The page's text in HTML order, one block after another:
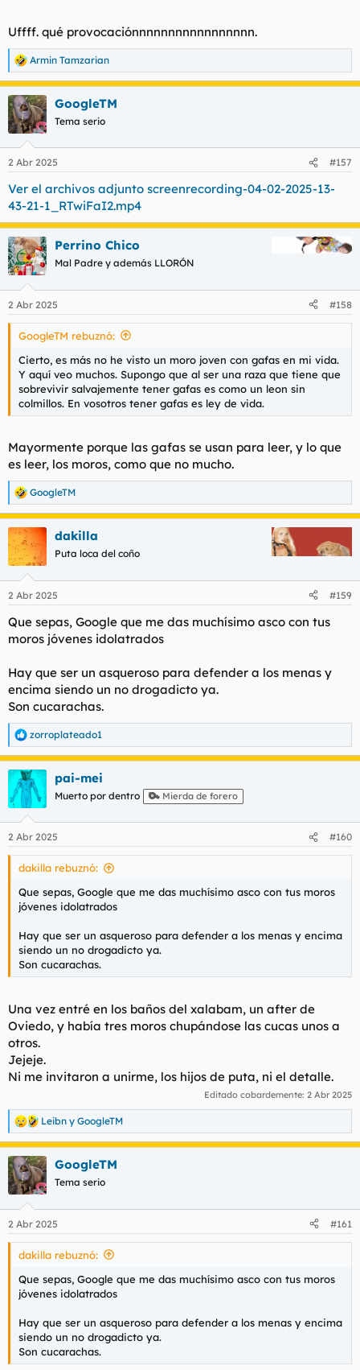
Uffff. qué provocaciónnnnnnnnnnnnnnnnn.
R
e
a
c
c
i
e
:
Armin Tamzarian
GoogleTM
Tema serio
2 Abr 2025 #157
Ver el archivos adjunto screenrecording-04-02-2025-13-
43-21-1_RTwiFaI2.mp4
Perrino Chico
Mal Padre y además LLORÓN
2 Abr 2025 #158
GoogleTM rebuznó:
Cierto, es más no he visto un moro joven con gafas en mi vida.
Y aquí veo muchos. Supongo que al ser una raza que tiene que
sobrevivir salvajemente tener gafas es como un leon sin
colmillos. En vosotros tener gafas es ley de vida.
Mayormente porque las gafas se usan para leer, y lo que
es leer, los moros, como que no mucho.
R
e
a
c
c
i
e
:
GoogleTM
dakilla
Puta loca del coño
2 Abr 2025 #159
Que sepas, Google que me das muchísimo asco con tus
moros jóvenes idolatrados
Hay que ser un asqueroso para defender a los menas y
encima siendo un no drogadicto ya.
Son cucarachas.
R
e
a
c
c
i
e
s
zorroplateado1
pai-mei
Muerto por dentro Mierda de forero
2 Abr 2025 #160
dakilla rebuznó:
Que sepas, Google que me das muchísimo asco con tus moros
jóvenes idolatrados
Hay que ser un asqueroso para defender a los menas y encima
siendo un no drogadicto ya.
Son cucarachas.
Una vez entré en los baños del xalabam, un after de
Oviedo, y había tres moros chupándose las cucas unos a
otros.
Jejeje.
Ni me invitaron a unirme, los hijos de puta, ni el detalle.
Editado cobardemente: 2 Abr 2025
R
e
a
c
c
i
e
s
Leibn y GoogleTM
GoogleTM
Tema serio
2 Abr 2025 #161
dakilla rebuznó:
Que sepas, Google que me das muchísimo asco con tus moros
jóvenes idolatrados
Hay que ser un asqueroso para defender a los menas y encima
siendo un no drogadicto ya.
Son cucarachas.